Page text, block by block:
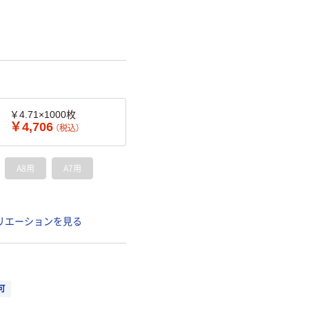
￥4.71×1000枚
￥4,706 （税込）
A8用 A7用
エーションを見る